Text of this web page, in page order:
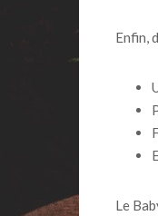
Enfin,
Le